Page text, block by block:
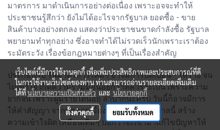
มาตรการ มาดำเนินการอย่างต่อเนื่อง เพราะอจจะทำให้
ประชาชนรู้สึกว่า ยังไม่ได้อะไรจากรัฐบาล ยอดซื้อ - ขาย
สินค้าบางอย่างตกลง แสดงว่าประชาชนขาดกำลังซื้อ รัฐบาล
พยายามทำทุกอย่าง ซึ่งอาจทำได้ไม่รวดเร็วนักเพราะเราต้อง
ระมัดระวัง เรื่องข้อกฎหมายต่างๆ ที่เป็นเรื่องสำคัญ
ประกอบกับ ในมาตรการใหม่ๆ อาจมีการบิดเบือน - ให้ร้าย จน
ไม่เข้าใจ เกิดความร่วมมือน้อยกว่าที่ควรจะเป็น เพราะความ
ยากจน เพราะผู้มีรายได้น้อย ลำบากนะครับ วันนี้ก็อาจมีการ
ให้คำสัญญา จากนักการเมืองที่ไม่ดี มาใช้โอกาสนี้ สร้าง
ความเข้าใจผิด เหมือนเดิมๆ บอกว่าจะเข้ามาแก้ไขปัญหาให้
เว็บไซต์นี้มีการใช้งานคุกกี้ เพื่อเพิ่มประสิทธิภาพและประสบการณ์ที่ดี
ในการใช้งานเว็บไซต์ของท่าน ท่านสามารถอ่านรายละเอียดเพิ่มเติม
ได้ที่นโยบายความเป็นส่วนตัว และนโยบายคุกกี้
ตั้งค่าคุกกี้ ยอมรับทั้งหมด